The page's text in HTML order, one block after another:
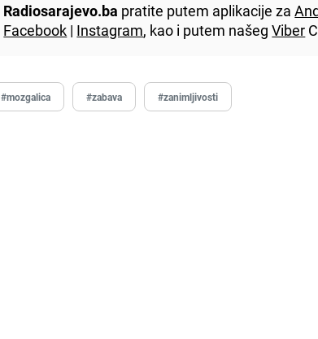
Radiosarajevo.ba pratite putem aplikacije za
Facebook | Instagram, kao i putem našegViber
#mozgalica #zabava #zanimljivosti